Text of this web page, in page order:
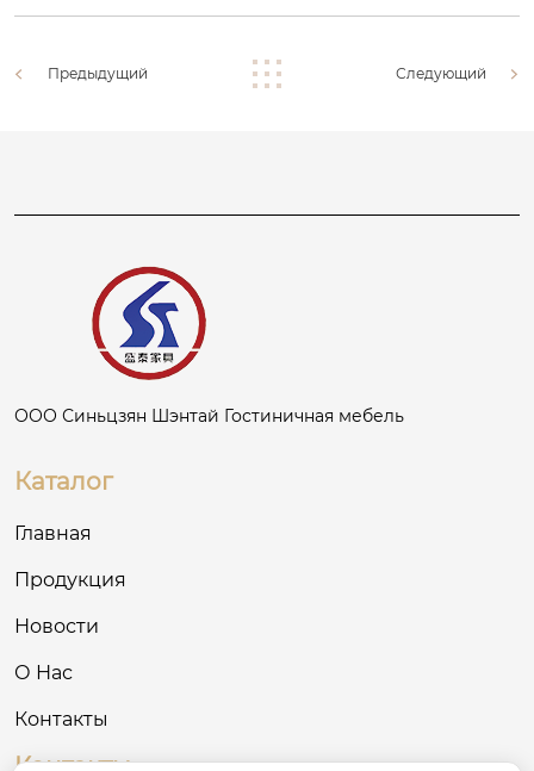
Предыдущий Следующий
ООО Синьцзян Шэнтай Гостиничная мебель
Каталог
Главная
Продукция
Новости
О Нас
Контакты